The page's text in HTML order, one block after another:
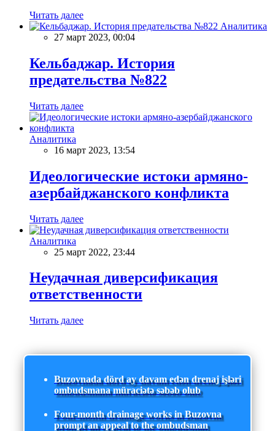
Читать далее
Аналитика
27 март 2023, 00:04
Кельбаджар. История
предательства №822
Читать далее
Аналитика
16 март 2023, 13:54
Идеологические истоки армяно-
азербайджанского конфликта
Читать далее
Аналитика
25 март 2022, 23:44
Неудачная диверсификация
ответственности
Читать далее
Buzovnada dörd ay davam edən drenaj işləri
ombudsmana müraciətə səbəb olub
Four-month drainage works in Buzovna
prompt an appeal to the ombudsman